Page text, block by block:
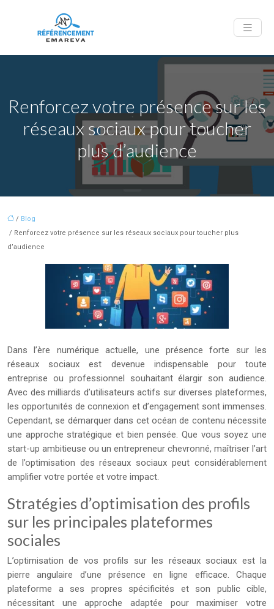
Renforcez votre présence sur les
réseaux sociaux pour toucher
plus d’audience
/ Blog
/ Renforcez votre présence sur les réseaux sociaux pour toucher plus
d’audience
Dans l’ère numérique actuelle, une présence forte sur les
réseaux sociaux est devenue indispensable pour toute
entreprise ou professionnel souhaitant élargir son audience.
Avec des milliards d’utilisateurs actifs sur diverses plateformes,
les opportunités de connexion et d’engagement sont immenses.
Cependant, se démarquer dans cet océan de contenu nécessite
une approche stratégique et bien pensée. Que vous soyez une
start-up ambitieuse ou un entrepreneur chevronné, maîtriser l’art
de l’optimisation des réseaux sociaux peut considérablement
amplifier votre portée et votre impact.
Stratégies d’optimisation des profils
sur les principales plateformes
sociales
L’optimisation de vos profils sur les réseaux sociaux est la
pierre angulaire d’une présence en ligne efficace. Chaque
plateforme a ses propres spécificités et son public cible,
nécessitant une approche adaptée pour maximiser votre